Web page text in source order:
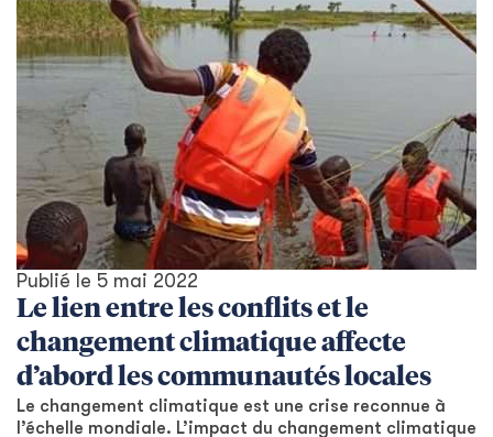
Publié le 5 mai 2022
Le lien entre les conflits et le
changement climatique affecte
d’abord les communautés locales
Le changement climatique est une crise reconnue à
l’échelle mondiale. L’impact du changement climatique